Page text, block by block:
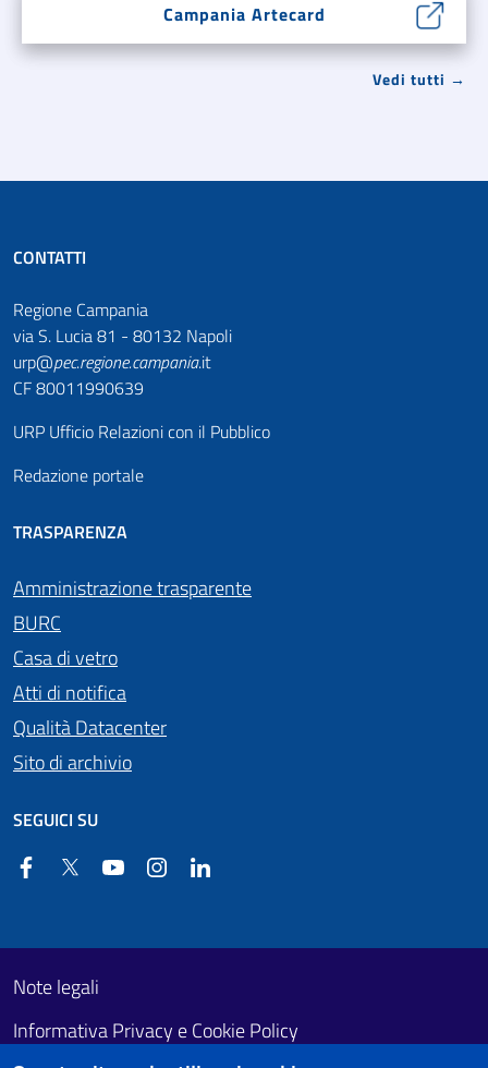
Campania Artecard
Vedi tutti →
CONTATTI
Regione Campania
via S. Lucia 81 - 80132 Napoli
urp@pec.regione.campania.it
CF 80011990639
URP Ufficio Relazioni con il Pubblico
Redazione portale
TRASPARENZA
Amministrazione trasparente
BURC
Casa di vetro
Atti di notifica
Qualità Datacenter
Sito di archivio
SEGUICI SU
FacebookTwitter YouTube Instagram
Footer First
Useful links section
Note legali
Informativa Privacy e Cookie Policy